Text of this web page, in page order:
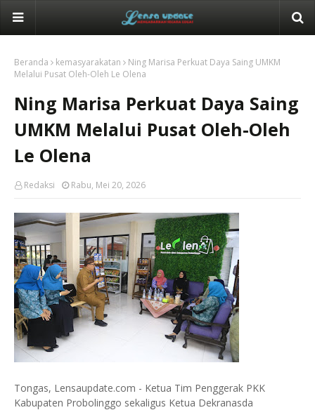
Beranda kemasyarakatan
Ning Marisa Perkuat Daya Saing UMKM
Melalui Pusat Oleh-Oleh Le Olena
Ning Marisa Perkuat Daya Saing
UMKM Melalui Pusat Oleh-Oleh
Le Olena
Redaksi Rabu, Mei 20, 2026
Tongas, Lensaupdate.com - Ketua Tim Penggerak PKK
Kabupaten Probolinggo sekaligus Ketua Dekranasda